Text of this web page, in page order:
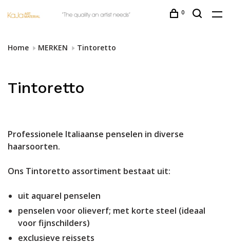
0
Home MERKEN Tintoretto
Tintoretto
Professionele Italiaanse penselen in diverse
haarsoorten.
Ons Tintoretto assortiment bestaat uit:
uit aquarel penselen
penselen voor olieverf; met korte steel (ideaal
voor fijnschilders)
exclusieve reissets